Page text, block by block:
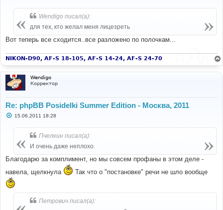
и
е
Wendigo писал(а):
для тех, кто желал меня лицезреть
Вот теперь все сходится..все разложено по полочкам...
NIKON-D90, AF-S 18-105, AF-S 14-24, AF-S 24-70
Wendigo
Корректор
Re: phpBB Posidelki Summer Edition - Москва, 2011
С
е
15.06.2011 18:28
Пчелкин писал(а):
И очень даже неплохо.
Благодарю за комплимент, но мы совсем профаны в этом деле -
навела, щелкнула
Так что о "постановке" речи не шло вообще
Петрович писал(а):